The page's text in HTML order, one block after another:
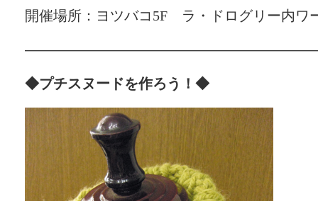
開催場所：ヨツバコ5F ラ・ドログリー内ワ
◆プチスヌードを作ろう！◆